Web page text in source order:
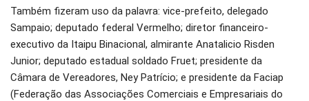
Também fizeram uso da palavra: vice-prefeito, delegado
Sampaio; deputado federal Vermelho; diretor financeiro-
executivo da Itaipu Binacional, almirante Anatalicio Risden
Junior; deputado estadual soldado Fruet; presidente da
Câmara de Vereadores, Ney Patrício; e presidente da Faciap
(Federação das Associações Comerciais e Empresariais do